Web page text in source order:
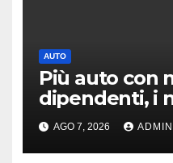
AUTO
Più auto con
dipendenti, i
che
AGO 7, 2026 ADMIN